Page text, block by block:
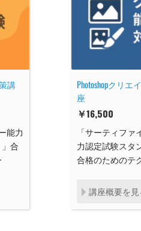
講
能力
合
Photoshopクリ
座
￥16,500
「サーティファ
力認定試験スタ
合格のためのテ
講座概要を見